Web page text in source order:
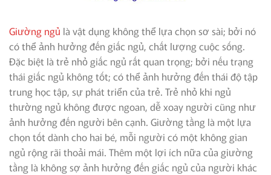
Giường ngủ là vật dụng không thể lựa chọn sơ sài; bởi nó
có thể ảnh hưởng đến giấc ngủ, chất lượng cuộc sống.
Đặc biệt là trẻ nhỏ giấc ngủ rất quan trọng; bởi nếu trạng
thái giấc ngủ không tốt; có thể ảnh hưởng đến thái độ tập
trung học tập, sự phát triển của trẻ. Trẻ nhỏ khi ngủ
thường ngủ không được ngoan, dễ xoay người cũng như
ảnh hưởng đến người bên cạnh. Giường tầng là một lựa
chọn tốt dành cho hai bé, mỗi người có một không gian
ngủ rộng rãi thoải mái. Thêm một lợi ích nữa của giường
tầng là không sợ ảnh hưởng đến giấc ngủ của người khác